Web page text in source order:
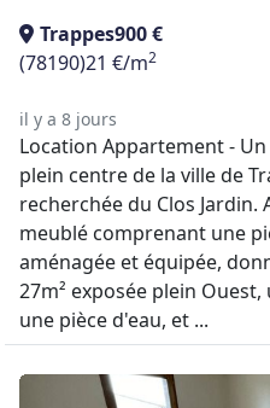
Trappes900 €
(78190)21 €/m2
il y a 8 jours
Location Appartement -
plein centre de la ville de
recherchée du Clos
meublé comprenant une
aménagée et équipée,
27m² exposée plein
une pièce d'eau, et ...